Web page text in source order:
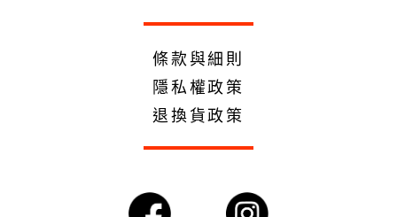
條款與細則
隱私權政策
退換貨政策